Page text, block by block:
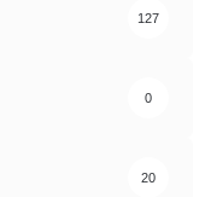
127
0
20